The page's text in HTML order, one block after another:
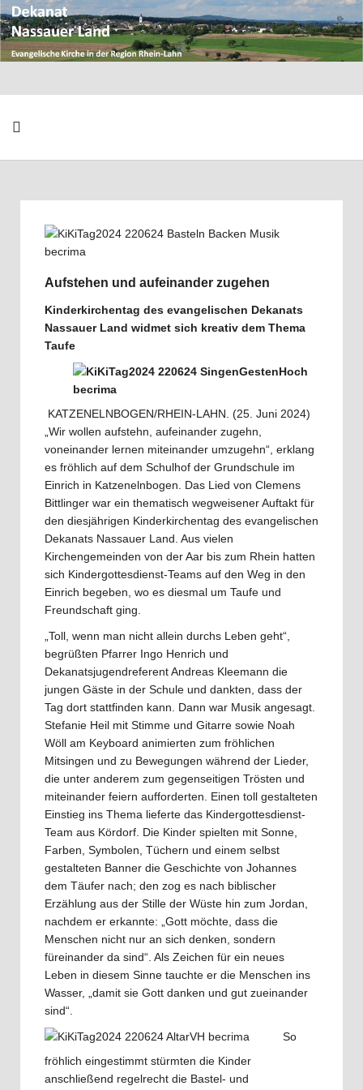
Aufstehen und aufeinander zugehen
Kinderkirchentag des evangelischen Dekanats
Nassauer Land widmet sich kreativ dem Thema
Taufe
KATZENELNBOGEN/RHEIN-LAHN. (25. Juni 2024)
„Wir wollen aufstehn, aufeinander zugehn,
voneinander lernen miteinander umzugehn“, erklang
es fröhlich auf dem Schulhof der Grundschule im
Einrich in Katzenelnbogen. Das Lied von Clemens
Bittlinger war ein thematisch wegweisener Auftakt für
den diesjährigen Kinderkirchentag des evangelischen
Dekanats Nassauer Land. Aus vielen
Kirchengemeinden von der Aar bis zum Rhein hatten
sich Kindergottesdienst-Teams auf den Weg in den
Einrich begeben, wo es diesmal um Taufe und
Freundschaft ging.
„Toll, wenn man nicht allein durchs Leben geht“,
begrüßten Pfarrer Ingo Henrich und
Dekanatsjugendreferent Andreas Kleemann die
jungen Gäste in der Schule und dankten, dass der
Tag dort stattfinden kann. Dann war Musik angesagt.
Stefanie Heil mit Stimme und Gitarre sowie Noah
Wöll am Keyboard animierten zum fröhlichen
Mitsingen und zu Bewegungen während der Lieder,
die unter anderem zum gegenseitigen Trösten und
miteinander feiern aufforderten. Einen toll gestalteten
Einstieg ins Thema lieferte das Kindergottesdienst-
Team aus Kördorf. Die Kinder spielten mit Sonne,
Farben, Symbolen, Tüchern und einem selbst
gestalteten Banner die Geschichte von Johannes
dem Täufer nach; den zog es nach biblischer
Erzählung aus der Stille der Wüste hin zum Jordan,
nachdem er erkannte: „Gott möchte, dass die
Menschen nicht nur an sich denken, sondern
füreinander da sind“. Als Zeichen für ein neues
Leben in diesem Sinne tauchte er die Menschen ins
Wasser, „damit sie Gott danken und gut zueinander
sind“.
So
fröhlich eingestimmt stürmten die Kinder
anschließend regelrecht die Bastel- und